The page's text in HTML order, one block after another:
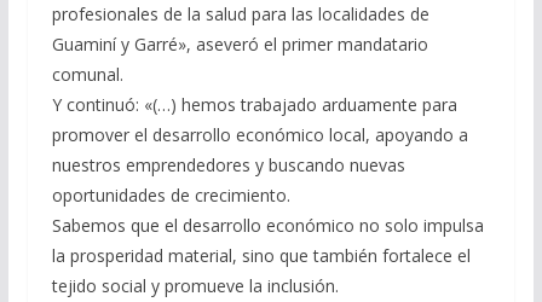
profesionales de la salud para las localidades de
Guaminí y Garré», aseveró el primer mandatario
comunal.
Y continuó: «(…) hemos trabajado arduamente para
promover el desarrollo económico local, apoyando a
nuestros emprendedores y buscando nuevas
oportunidades de crecimiento.
Sabemos que el desarrollo económico no solo impulsa
la prosperidad material, sino que también fortalece el
tejido social y promueve la inclusión.